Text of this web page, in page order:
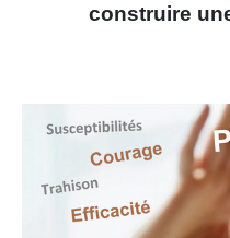
construire